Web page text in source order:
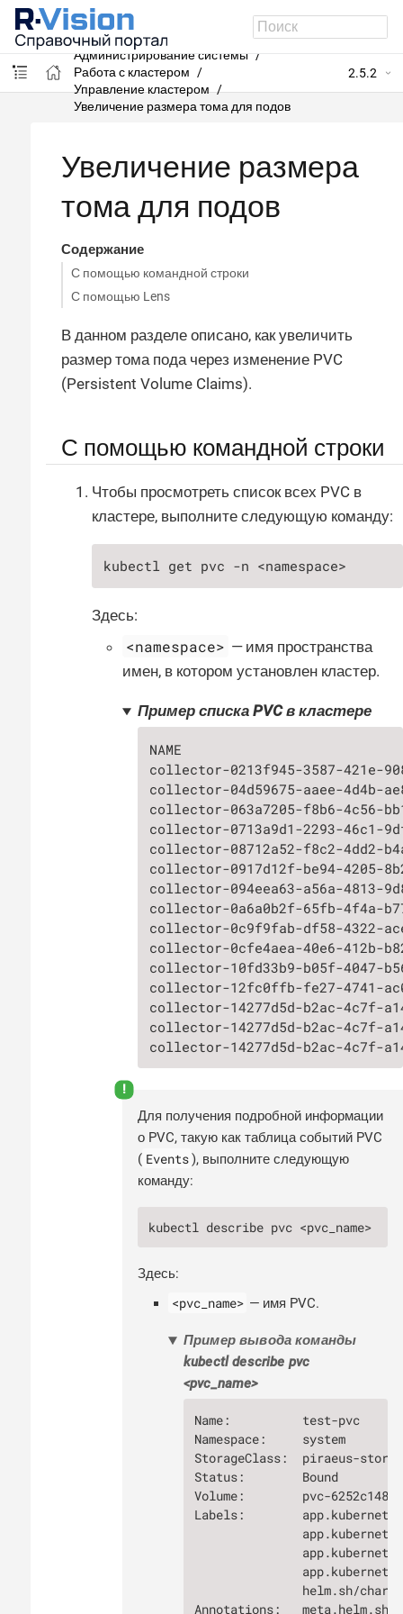
R-Vision SIEM
Администрирование системы
Работа с кластером
Управление кластером
Увеличение размера тома для подов
2.5.2
Увеличение размера
тома для подов
Содержание
С помощью командной строки
С помощью Lens
В данном разделе описано, как увеличить
размер тома пода через изменение PVC
(Persistent Volume Claims).
С помощью командной строки
Чтобы просмотреть список всех PVC в
кластере, выполните следующую команду:
kubectl get pvc -n <namespace>
Здесь:
<namespace> — имя пространства
имен, в котором установлен кластер.
Пример списка PVC в кластере
NAME
collector-0213f945-3587-
collector-04d59675-aaee-
collector-063a7205-f8b6-
collector-0713a9d1-2293-
collector-08712a52-f8c2-
collector-0917d12f-be94-
collector-094eea63-a56a-
collector-0a6a0b2f-65fb-4f4a-
collector-0c9f9fab-df58-4322-
collector-0cfe4aea-40e6-
collector-10fd33b9-b05f-4047-
collector-12fc0ffb-fe27-4741-
collector-14277d5d-b2ac-
collector-14277d5d-b2ac-
collector-14277d5d-b2ac-
Для получения подробной информации
о PVC, такую как таблица событий PVC
( Events), выполните следующую
команду:
kubectl describe pvc <pvc_name>
Здесь:
<pvc_name> — имя PVC.
Пример вывода команды
kubectl describe pvc
<pvc_name>
Name:          test-pvc
Namespace:     system
StorageClass:  piraeus-
Status:        Bound
Volume:        pvc-6252c148-
Labels:
helm.sh/
Annotations:   meta.helm.sh/